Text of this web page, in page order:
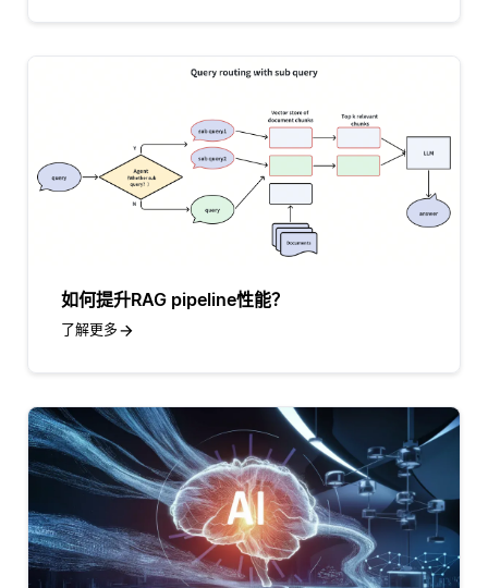
如何提升RAG pipeline性能？
了解更多